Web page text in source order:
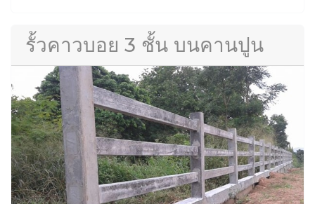
รั้วคาวบอย 3 ชั้น บนคานปูน